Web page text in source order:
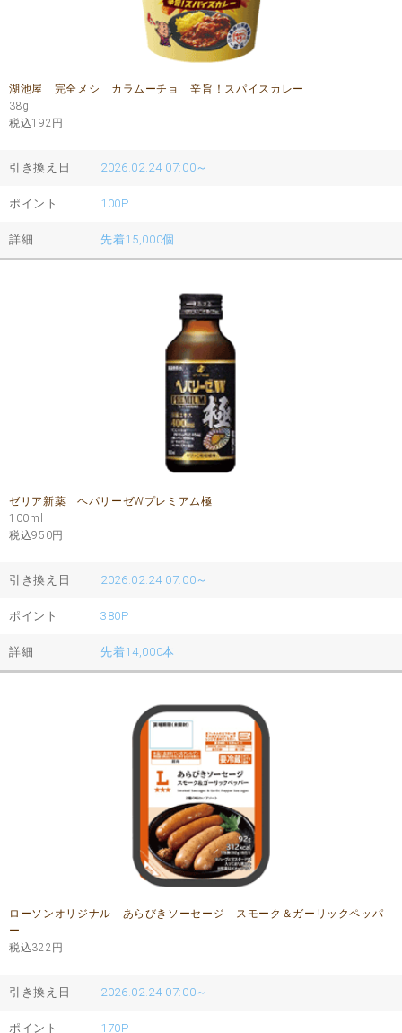
湖池屋 完全メシ カラムーチョ 辛旨！スパイスカレー
38g
税込192 円
引き換え日 2026.02.24 07:00～
ポイント 100P
詳細 先着15,000個
ゼリア新薬 ヘパリーゼWプレミアム極
100ml
税込950円
引き換え日 2026.02.24 07:00～
ポイント 380P
詳細 先着14,000本
ローソンオリジナル あらびきソーセージ スモーク＆ガーリックペッパ
ー
税込322 円
引き換え日 2026.02.24 07:00～
ポイント 170P